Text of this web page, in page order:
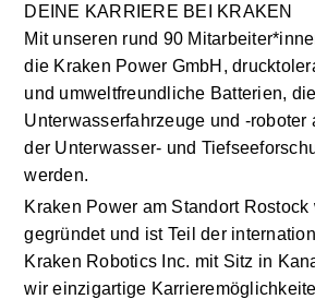
DEINE KARRIERE BEI KRAKEN
Mit unseren rund 90
die Kraken Power GmbH,
und umweltfreundliche Batterien, die
Unterwasserfahrzeuge und -roboter
der Unterwasser- und
werden.
Kraken Power am Standort Rostock
gegründet und ist Teil der
Kraken Robotics Inc. mit Sitz in
wir einzigartige